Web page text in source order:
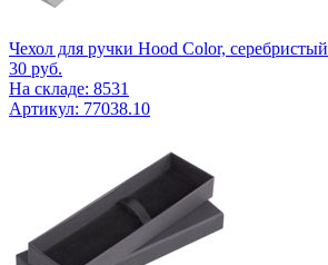
Чехол для ручки Hood Color, серебристый
30 руб.
На складе: 8531
Артикул: 77038.10